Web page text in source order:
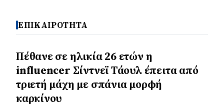
ΕΠΙΚΑΙΡΟΤΗΤΑ
Πέθανε σε ηλικία 26 ετών η
influencer Σίντνεϊ Τάουλ έπειτα από
τριετή μάχη με σπάνια μορφή
καρκίνου